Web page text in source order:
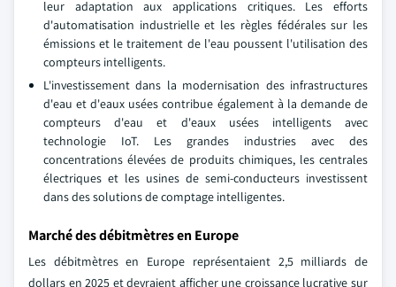
leur adaptation aux applications critiques. Les efforts
d'automatisation industrielle et les règles fédérales sur les
émissions et le traitement de l'eau poussent l'utilisation des
compteurs intelligents.
L'investissement dans la modernisation des infrastructures
d'eau et d'eaux usées contribue également à la demande de
compteurs d'eau et d'eaux usées intelligents avec
technologie IoT. Les grandes industries avec des
concentrations élevées de produits chimiques, les centrales
électriques et les usines de semi-conducteurs investissent
dans des solutions de comptage intelligentes.
Marché des débitmètres en Europe
Les débitmètres en Europe représentaient 2,5 milliards de
dollars en 2025 et devraient afficher une croissance lucrative sur